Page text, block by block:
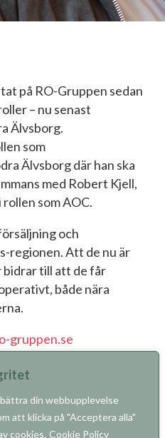
din webbupplevelse
att klicka på "Acceptera alla"
cookies. Cookie Policy
på RO-Gruppen sedan
– nu senast
Älvsborg.
som
Älvsborg där han ska
med Robert Kjell,
som AOC.
och
regionen. Att de nu är
till att de får
både nära
gruppen.se